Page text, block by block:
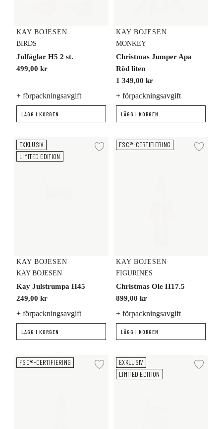
KAY BOJESEN
BIRDS
Julfåglar H5 2 st.
499,00 kr
+ förpackningsavgift
LÄGG I KORGEN
KAY BOJESEN
MONKEY
Christmas Jumper Apa
Röd liten
1 349,00 kr
+ förpackningsavgift
LÄGG I KORGEN
Kay Julstrumpa H45
EXKLUSIV
LIMITED EDITION
Lägg till i önskelista
KAY BOJESEN
KAY BOJESEN
Kay Julstrumpa H45
249,00 kr
+ förpackningsavgift
LÄGG I KORGEN
Christmas Ole H17.5
FSC®-CERTIFIERING
KAY BOJESEN
FIGURINES
Christmas Ole H17.5
899,00 kr
+ förpackningsavgift
LÄGG I KORGEN
Christmas Lise H17,5
FSC®-CERTIFIERING
Lägg till i önskelista
Kay Julstrumpa H45
EXKLUSIV
LIMITED EDITION